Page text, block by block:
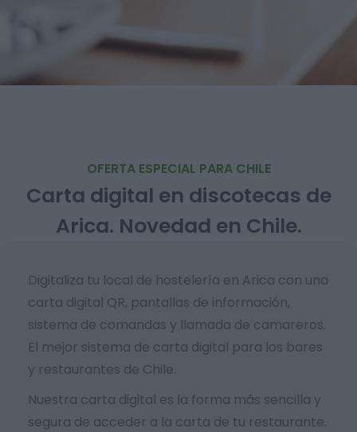
OFERTA ESPECIAL PARA CHILE
Carta digital en discotecas de
Arica. Novedad en Chile.
Digitaliza tu local de hostelería en Arica con una
carta digital QR, pantallas de información,
sistema de comandas y llamada de camareros.
El mejor sistema de carta digital para los bares
y restaurantes de Chile.
Nuestra carta digital es la forma más sencilla y
segura de acceder a la carta de tu restaurante.